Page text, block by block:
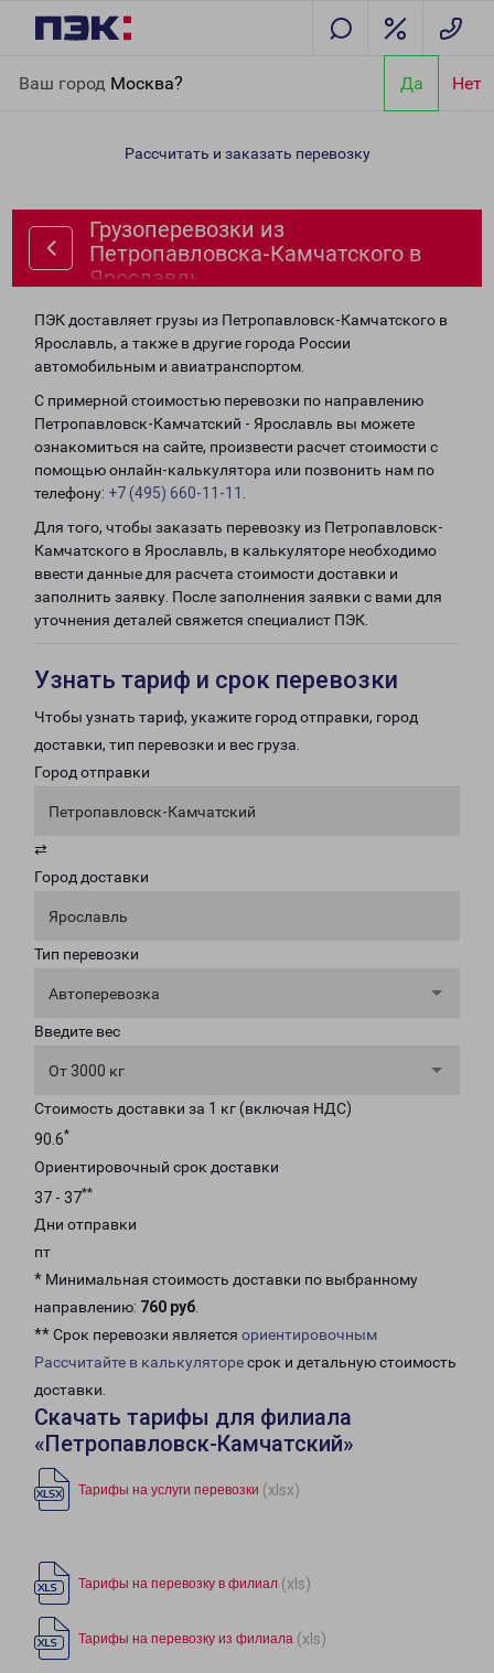
Ваш город Москва? Да Нет
Камчатского в Ярославль
Рассчитать и заказать перевозку
Грузоперевозки из
Петропавловска-Камчатского в
Ярославль
ПЭК доставляет грузы из Петропавловск-Камчатского в
Ярославль, а также в другие города России
автомобильным и авиатранспортом.
С примерной стоимостью перевозки по направлению
Петропавловск-Камчатский - Ярославль вы можете
ознакомиться на сайте, произвести расчет стоимости с
помощью онлайн-калькулятора или позвонить нам по
телефону: +7 (495) 660-11-11
Для того, чтобы заказать перевозку из Петропавловск-
Камчатского в Ярославль, в калькуляторе необходимо
ввести данные для расчета стоимости доставки и
заполнить заявку. После заполнения заявки с вами для
уточнения деталей свяжется специалист ПЭК.
Узнать тариф и срок перевозки
Чтобы узнать тариф, укажите город отправки, город
доставки, тип перевозки и вес груза.
Город отправки
Петропавловск-Камчатский
⇄
Город доставки
Ярославль
Тип перевозки
Автоперевозка
Введите вес
От 3000 кг
Стоимость доставки за 1 кг (включая НДС)
90.6*
Ориентировочный срок доставки
37 - 37**
Дни отправки
пт
* Минимальная стоимость доставки по выбранному
направлению: 760 руб.
** Срок перевозки является ориентировочным
Рассчитайте в калькуляторесрок и детальную стоимость
доставки.
Скачать тарифы для филиала
«Петропавловск-Камчатский»
Тарифы на услуги перевозки (xlsx)
Тарифы на перевозку в филиал (xls)
Тарифы на перевозку из филиала (xls)